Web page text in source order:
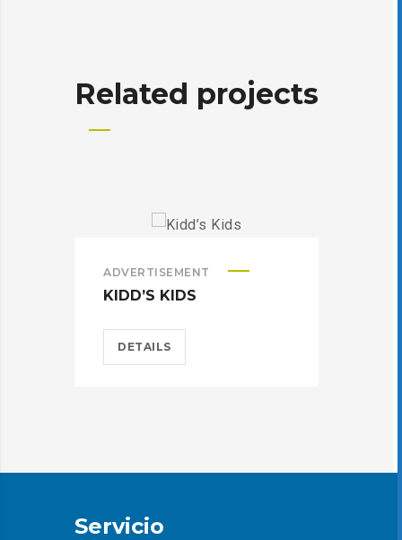
Related projects
ADVERTISEMENT
KIDD’S KIDS
DETAILS
Servicio